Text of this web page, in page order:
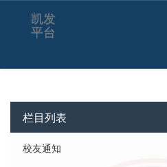
凯发
平台
栏目列表
校友通知